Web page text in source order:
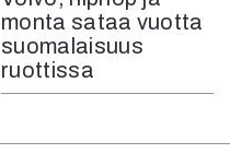
monta sataa vuotta
suomalaisuus
ruottissa